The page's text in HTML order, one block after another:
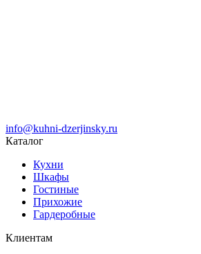
info@kuhni-dzerjinsky.ru
Каталог
Кухни
Шкафы
Гостиные
Прихожие
Гардеробные
Клиентам